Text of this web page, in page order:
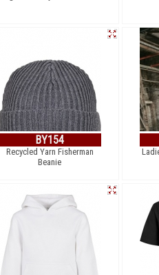
BY154
Recycled Yarn Fisherman
Beanie